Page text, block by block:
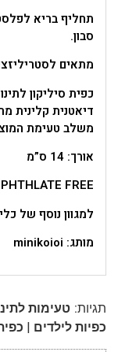
תחליף בריא
סבון.
מתאים
כפית סיליקון
דיאטנית קלינית
משלב טעימת
אורך: 14 ס”מ
FREE
למגוון נוסף של
מותג: minikoioi
תגיות: טעימות
כפיות לילדים |